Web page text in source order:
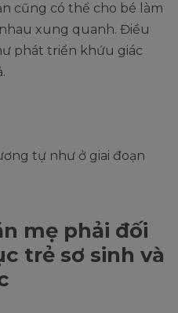
cũng có thể cho bé làm
xung quanh. Điều
phát triển khứu giác
tự như ở giai đoạn
mẹ phải đối
trẻ sơ sinh và